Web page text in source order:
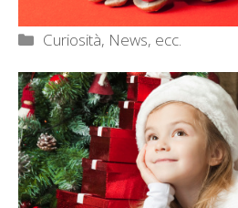
Categorie
Curiosità, News, ecc.